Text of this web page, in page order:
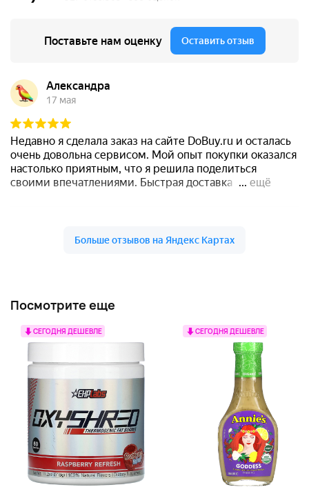
Посмотрите еще
СЕГОДНЯ ДЕШЕВЛЕ СЕГОДНЯ ДЕШЕВЛЕ